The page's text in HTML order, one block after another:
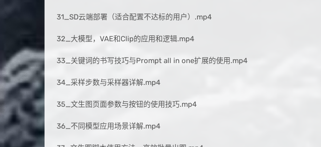
31_SD云端部署（适合配置不达标的用户）.mp4
32_大模型，VAE和Clip的应用和逻辑.mp4
33_关键词的书写技巧与Prompt all in one扩展的使用.mp4
34_采样步数与采样器详解.mp4
35_文生图页面参数与按钮的使用技巧.mp4
36_不同模型应用场景详解.mp4